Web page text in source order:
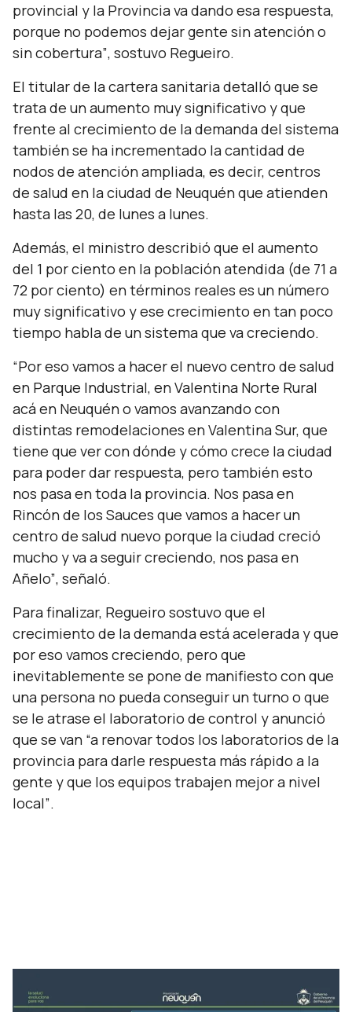
provincial y la Provincia va dando esa respuesta,
porque no podemos dejar gente sin atención o
sin cobertura”, sostuvo Regueiro.
El titular de la cartera sanitaria detalló que se
trata de un aumento muy significativo y que
frente al crecimiento de la demanda del sistema
también se ha incrementado la cantidad de
nodos de atención ampliada, es decir, centros
de salud en la ciudad de Neuquén que atienden
hasta las 20, de lunes a lunes.
Además, el ministro describió que el aumento
del 1 por ciento en la población atendida (de 71 a
72 por ciento) en términos reales es un número
muy significativo y ese crecimiento en tan poco
tiempo habla de un sistema que va creciendo.
“Por eso vamos a hacer el nuevo centro de salud
en Parque Industrial, en Valentina Norte Rural
acá en Neuquén o vamos avanzando con
distintas remodelaciones en Valentina Sur, que
tiene que ver con dónde y cómo crece la ciudad
para poder dar respuesta, pero también esto
nos pasa en toda la provincia. Nos pasa en
Rincón de los Sauces que vamos a hacer un
centro de salud nuevo porque la ciudad creció
mucho y va a seguir creciendo, nos pasa en
Añelo”, señaló.
Para finalizar, Regueiro sostuvo que el
crecimiento de la demanda está acelerada y que
por eso vamos creciendo, pero que
inevitablemente se pone de manifiesto con que
una persona no pueda conseguir un turno o que
se le atrase el laboratorio de control y anunció
que se van “a renovar todos los laboratorios de la
provincia para darle respuesta más rápido a la
gente y que los equipos trabajen mejor a nivel
local”.